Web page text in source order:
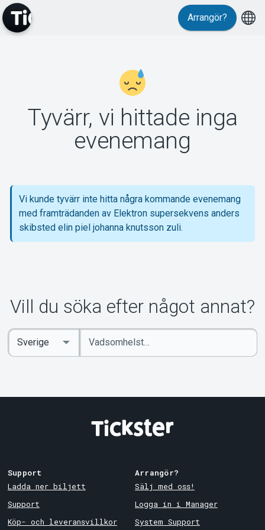
Support
Om Tickster
Arrangör?
Tyvärr, vi hittade inga
evenemang
Vi kunde tyvärr inte hitta några kommande evenemang
med framträdanden av Elektron supersekvens anders
skibsted elin piel johanna knutsson zuli.
Vill du söka efter något annat?
Ange
sökord
Select
Country
Support
Ladda ner biljett
Support
Köp- och leveransvillkor
Arrangör?
Sälj med oss!
Logga in i Manager
System Support